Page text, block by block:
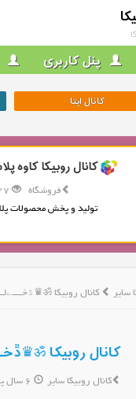
پنل کاربری
کانال ایتا
کانال روبیکا کاوه
فروشگاه
227
تولید و پخش محصولات
سایر کانال روبیکا ॐ♛ڐخــــےلـــند♜ॐ
کانال روبیکا ॐ♛ڐخــــےلـــند♜ॐ
کانال روبیکا سایر